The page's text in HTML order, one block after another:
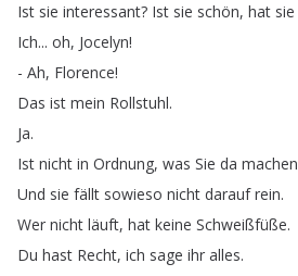
Ist sie interessant? Ist sie schön, hat sie
Ich... oh, Jocelyn!
- Ah, Florence!
Das ist mein Rollstuhl.
Ja.
Ist nicht in Ordnung, was Sie da machen
Und sie fällt sowieso nicht darauf rein.
Wer nicht läuft, hat keine Schweißfüße.
Du hast Recht, ich sage ihr alles.